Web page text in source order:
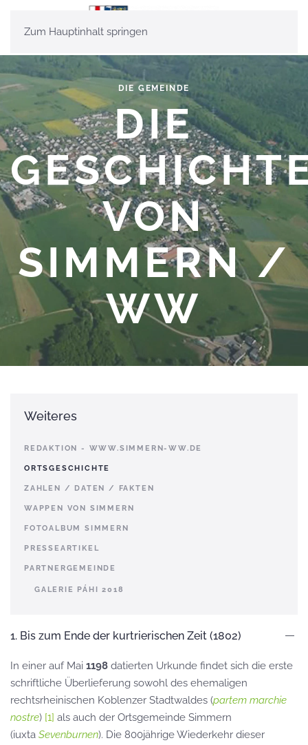
Zum Hauptinhalt springen
DIE GEMEINDE
DIE
VON
SIMMERN /
WW
Weiteres
REDAKTION - WWW.SIMMERN-WW.DE
ORTSGESCHICHTE
ZAHLEN / DATEN / FAKTEN
WAPPEN VON SIMMERN
FOTOALBUM SIMMERN
PRESSEARTIKEL
PARTNERGEMEINDE
GALERIE PÁHI 2018
1. Bis zum Ende der kurtrierischen Zeit (1802)
In einer auf Mai 1198 datierten Urkunde findet sich die erste
schriftliche Überlieferung sowohl des ehemaligen
rechtsrheinischen Koblenzer Stadtwaldes (partem marchie
nostre) [1] als auch der Ortsgemeinde Simmern
(iuxta Sevenburnen). Die 800jährige Wiederkehr dieser